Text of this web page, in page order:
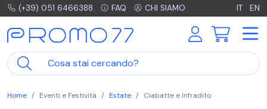
(+39) 051 6466388 FAQ CHI SIAMO IT EN
Home Eventi e Festività Estate Ciabatte e Infradito